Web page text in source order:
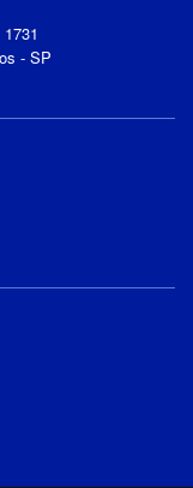
- SP